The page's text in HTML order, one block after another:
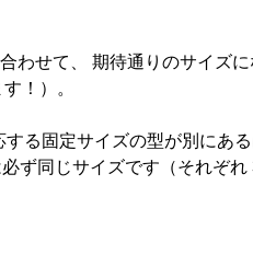
わせて、 期待通りのサイズ
！）。
る固定サイズの型が別にあ
ず同じサイズです（それぞれ